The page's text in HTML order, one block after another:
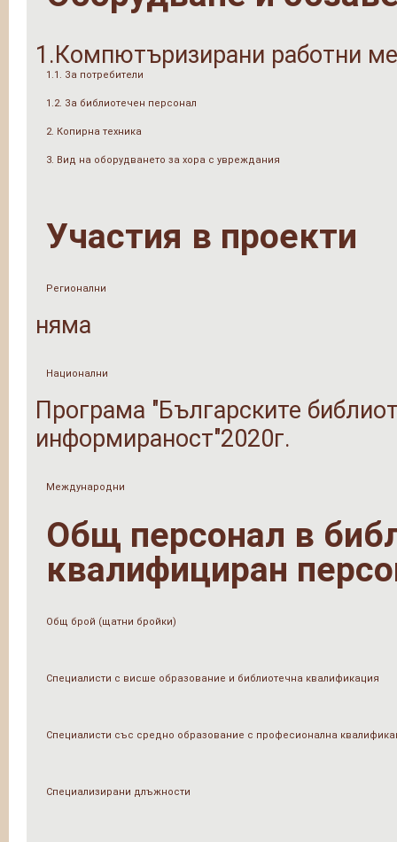
1.Компютъризирани работни
1.1. За потребители
1.2. За библиотечен персонал
2. Копирна техника
3. Вид на оборудването за хора с увреждания
Участия в проекти
Регионални
няма
Национални
Програма "Българските
информираност"2020г.
Международни
Общ персонал в
квалифициран
Общ брой (щатни бройки)
Специалисти с висше образование и библиотечна квалификация
Специалисти със средно образование с професионална
Специализирани длъжности